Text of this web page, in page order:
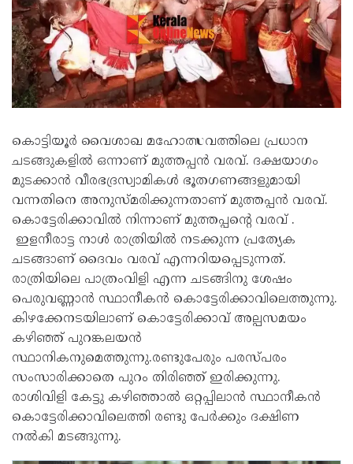
കൊട്ടിയൂർ വൈശാഖ മഹോത്സവത്തിലെ പ്രധാന
ചടങ്ങുകളിൽ ഒന്നാണ് മുത്തപ്പൻ വരവ്. ദക്ഷയാഗം
മുടക്കാന്‍ വീരഭദ്രസ്വാമികള്‍ ഭൂതഗണങ്ങളുമായി
വന്നതിനെ അനുസ്മരിക്കുന്നതാണ് മുത്തപ്പന്‍ വരവ്.
കൊട്ടേരിക്കാവില്‍ നിന്നാണ് മുത്തപ്പന്റെ വരവ് .
ഇളനീരാട്ട നാൾ രാത്രിയിൽ നടക്കുന്ന പ്രത്യേക
ചടങ്ങാണ് ദൈവം വരവ് എന്നറിയപ്പെടുന്നത്.
രാത്രിയിലെ പാത്രംവിളി എന്ന ചടങ്ങിനു ശേഷം
പെരുവണ്ണാൻ സ്ഥാനീകൻ കൊട്ടേരിക്കാവിലെത്തുന്നു.
കിഴക്കേനടയിലാണ് കൊട്ടേരിക്കാവ് അല്പസമയം
കഴിഞ്ഞ്‌ പുറങ്കലയൻ
സ്ഥാനികനുമെത്തുന്നു.രണ്ടുപേരും പരസ്പരം
സംസാരിക്കാതെ പുറം തിരിഞ്ഞ് ഇരിക്കുന്നു.
രാശിവിളി കേട്ടു കഴിഞ്ഞാൽ ഒറ്റപ്പിലാൻ സ്ഥാനീകൻ
കൊട്ടേരിക്കാവിലെത്തി രണ്ടു പേർക്കും ദക്ഷിണ
നൽകി മടങ്ങുന്നു.